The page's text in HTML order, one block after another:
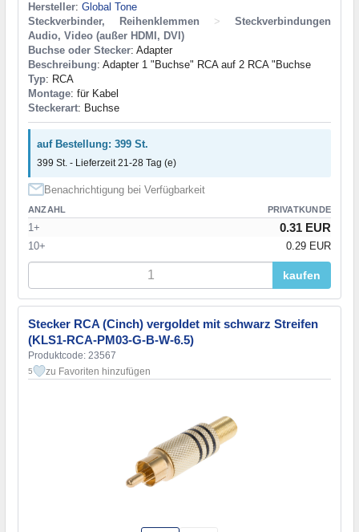
Hersteller: Global Tone
Steckverbinder, Reihenklemmen
>
Steckverbindungen
Audio, Video (außer HDMI, DVI)
Buchse oder Stecker: Adapter
Beschreibung: Adapter 1 "Buchse" RCA auf 2 RCA "Buchse
Typ: RCA
Montage: für Kabel
Steckerart: Buchse
auf Bestellung: 399 St.
399 St. - Lieferzeit 21-28 Tag (e)
Benachrichtigung bei Verfügbarkeit
ANZAHL PRIVATKUNDE
1+ 0.31 EUR
10+ 0.29 EUR
kaufen
Stecker RCA (Cinch) vergoldet mit schwarz Streifen
(KLS1-RCA-PM03-G-B-W-6.5)
Produktcode: 23567
5 zu Favoriten hinzufügen